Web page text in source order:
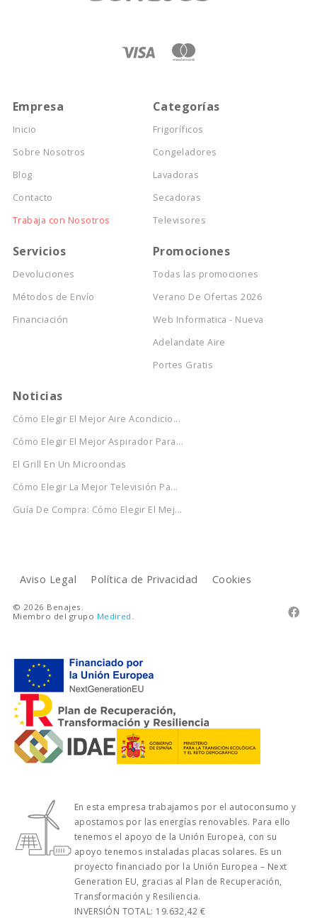
Empresa
Inicio
Sobre Nosotros
Blog
Contacto
Trabaja con Nosotros
Categorías
Frigoríficos
Congeladores
Lavadoras
Secadoras
Televisores
Servicios
Devoluciones
Métodos de Envío
Financiación
Promociones
Todas las promociones
Verano De Ofertas 2026
Web Informatica - Nueva
Adelandate Aire
Portes Gratis
Noticias
Cómo Elegir El Mejor Aire Acondicio...
Cómo Elegir El Mejor Aspirador Para...
El Grill En Un Microondas
Cómo Elegir La Mejor Televisión Pa...
Guía De Compra: Cómo Elegir El Mej...
Aviso Legal Política de Privacidad Cookies

© 2026 Benajes.
Miembro del grupo Medired
En esta empresa trabajamos por el autoconsumo y
apostamos por las energías renovables. Para ello
tenemos el apoyo de la Unión Europea, con su
apoyo tenemos instaladas placas solares. Es un
proyecto financiado por la Unión Europea – Next
Generation EU, gracias al Plan de Recuperación,
Transformación y Resiliencia.
INVERSIÓN TOTAL: 19.632,42 €